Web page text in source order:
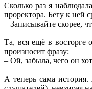
Сколько раз я
проректора. Бегу к ней
– Записывайте скорее,
Та, вся ещё в восторге
произносит фразу:
– Ой, забыла, чего он
А теперь сама